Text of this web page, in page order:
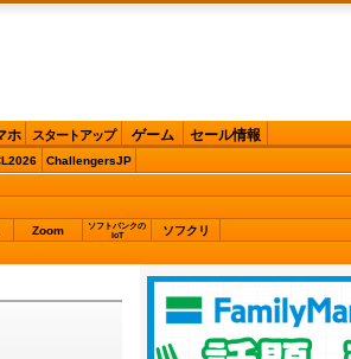
ホ スタートアップ ゲーム セール情報
ChallengersJP
Zoom
ソフトバンクの
IoT
ソフクリ